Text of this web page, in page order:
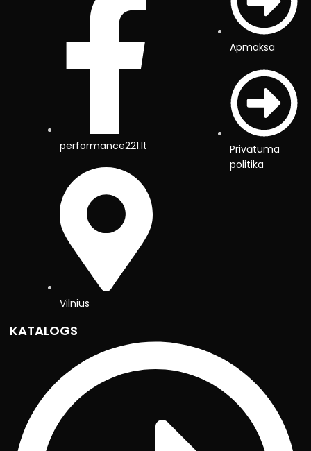
performance221.lt
Vilnius
Apmaksa
Privātuma
politika
KATALOGS